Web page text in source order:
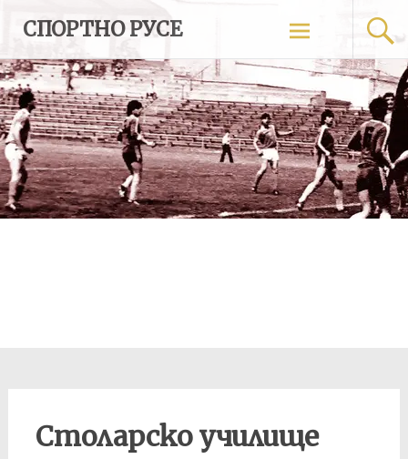
content
СПОРТНО РУСЕ
Столарско училище